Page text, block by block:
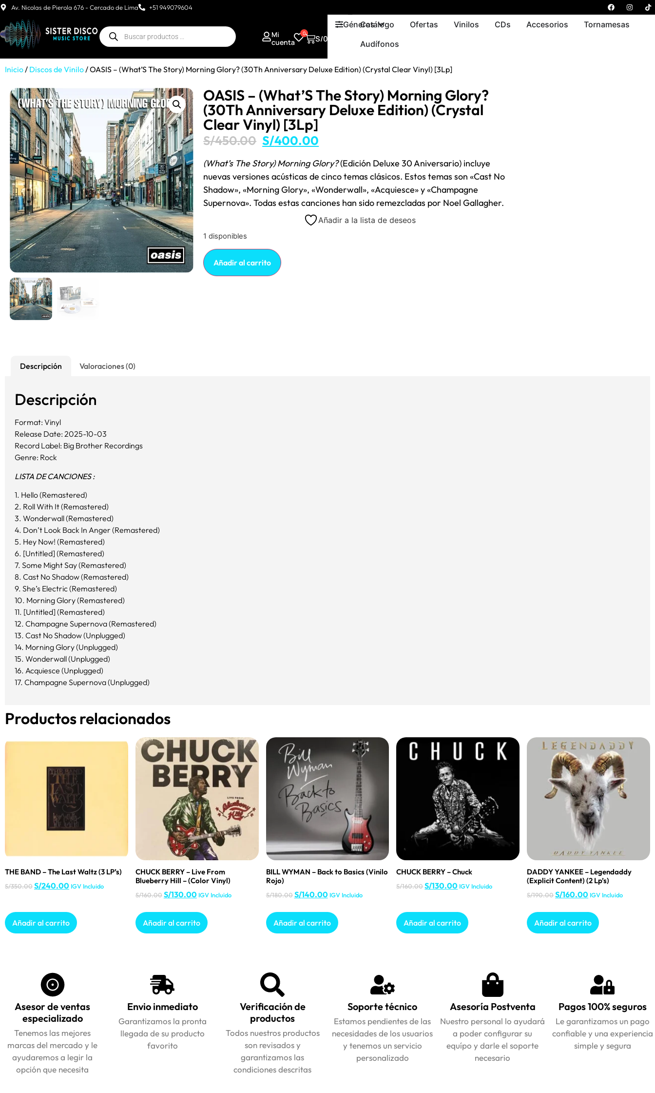
Av. Nicolas de Pierola 676 - Cercado de Lima +51 949079604
Mi
cuenta
0
S/0.00
GénerosCatálogo Ofertas Vinilos CDs Accesorios
Tornamesas
Audífonos
Inicio/ Discos de Vinilo/ OASIS – (What’S The Story) Morning Glory? (30Th Anniversary Deluxe Edition) (Crystal Clear Vinyl) [3Lp]
OASIS – (What’S The Story) Morning Glory?
(30Th Anniversary Deluxe Edition) (Crystal
Clear Vinyl) [3Lp]
S/450.00 S/400.00
(What’s The Story) Morning Glory?(Edición Deluxe 30 Aniversario) incluye
nuevas versiones acústicas de cinco temas clásicos. Estos temas son «Cast No
Shadow», «Morning Glory», «Wonderwall», «Acquiesce» y «Champagne
Supernova». Todas estas canciones han sido remezcladas por Noel Gallagher.
Añadir a la lista de deseos
1 disponibles
Añadir al carrito
Descripción Valoraciones (0)
Descripción
Format: Vinyl
Release Date: 2025-10-03
Record Label: Big Brother Recordings
Genre: Rock
LISTA DE CANCIONES :
1. Hello (Remastered)
2. Roll With It (Remastered)
3. Wonderwall (Remastered)
4. Don’t Look Back In Anger (Remastered)
5. Hey Now! (Remastered)
6. [Untitled] (Remastered)
7. Some Might Say (Remastered)
8. Cast No Shadow (Remastered)
9. She’s Electric (Remastered)
10. Morning Glory (Remastered)
11. [Untitled] (Remastered)
12. Champagne Supernova (Remastered)
13. Cast No Shadow (Unplugged)
14. Morning Glory (Unplugged)
15. Wonderwall (Unplugged)
16. Acquiesce (Unplugged)
17. Champagne Supernova (Unplugged)
Productos relacionados
THE BAND – The Last Waltz (3 LP’s)
S/350.00S/240.00 IGV Incluido
Añadir al carrito
CHUCK BERRY – Live From
Blueberry Hill – (Color Vinyl)
S/160.00 S/130.00 IGV Incluido
Añadir al carrito
BILL WYMAN – Back to Basics (Vinilo
Rojo)
S/180.00 S/140.00 IGV Incluido
Añadir al carrito
CHUCK BERRY – Chuck
S/160.00 S/130.00 IGV Incluido
Añadir al carrito
DADDY YANKEE – Legendaddy
(Explicit Content) (2 Lp’s)
S/190.00S/160.00 IGV Incluido
Añadir al carrito
Asesor de ventas
especializado
Tenemos las mejores
marcas del mercado y le
ayudaremos a legir la
opción que necesita
Envio inmediato
Garantizamos la pronta
llegada de su producto
favorito
Verificación de
productos
Todos nuestros productos
son revisados y
garantizamos las
condiciones descritas
Soporte técnico
Estamos pendientes de las
necesidades de los usuarios
y tenemos un servicio
personalizado
Asesoría Postventa
Nuestro personal lo ayudará
a poder configurar su
equípo y darle el soporte
necesario
Pagos 100% seguros
Le garantizamos un pago
confiable y una experiencia
simple y segura